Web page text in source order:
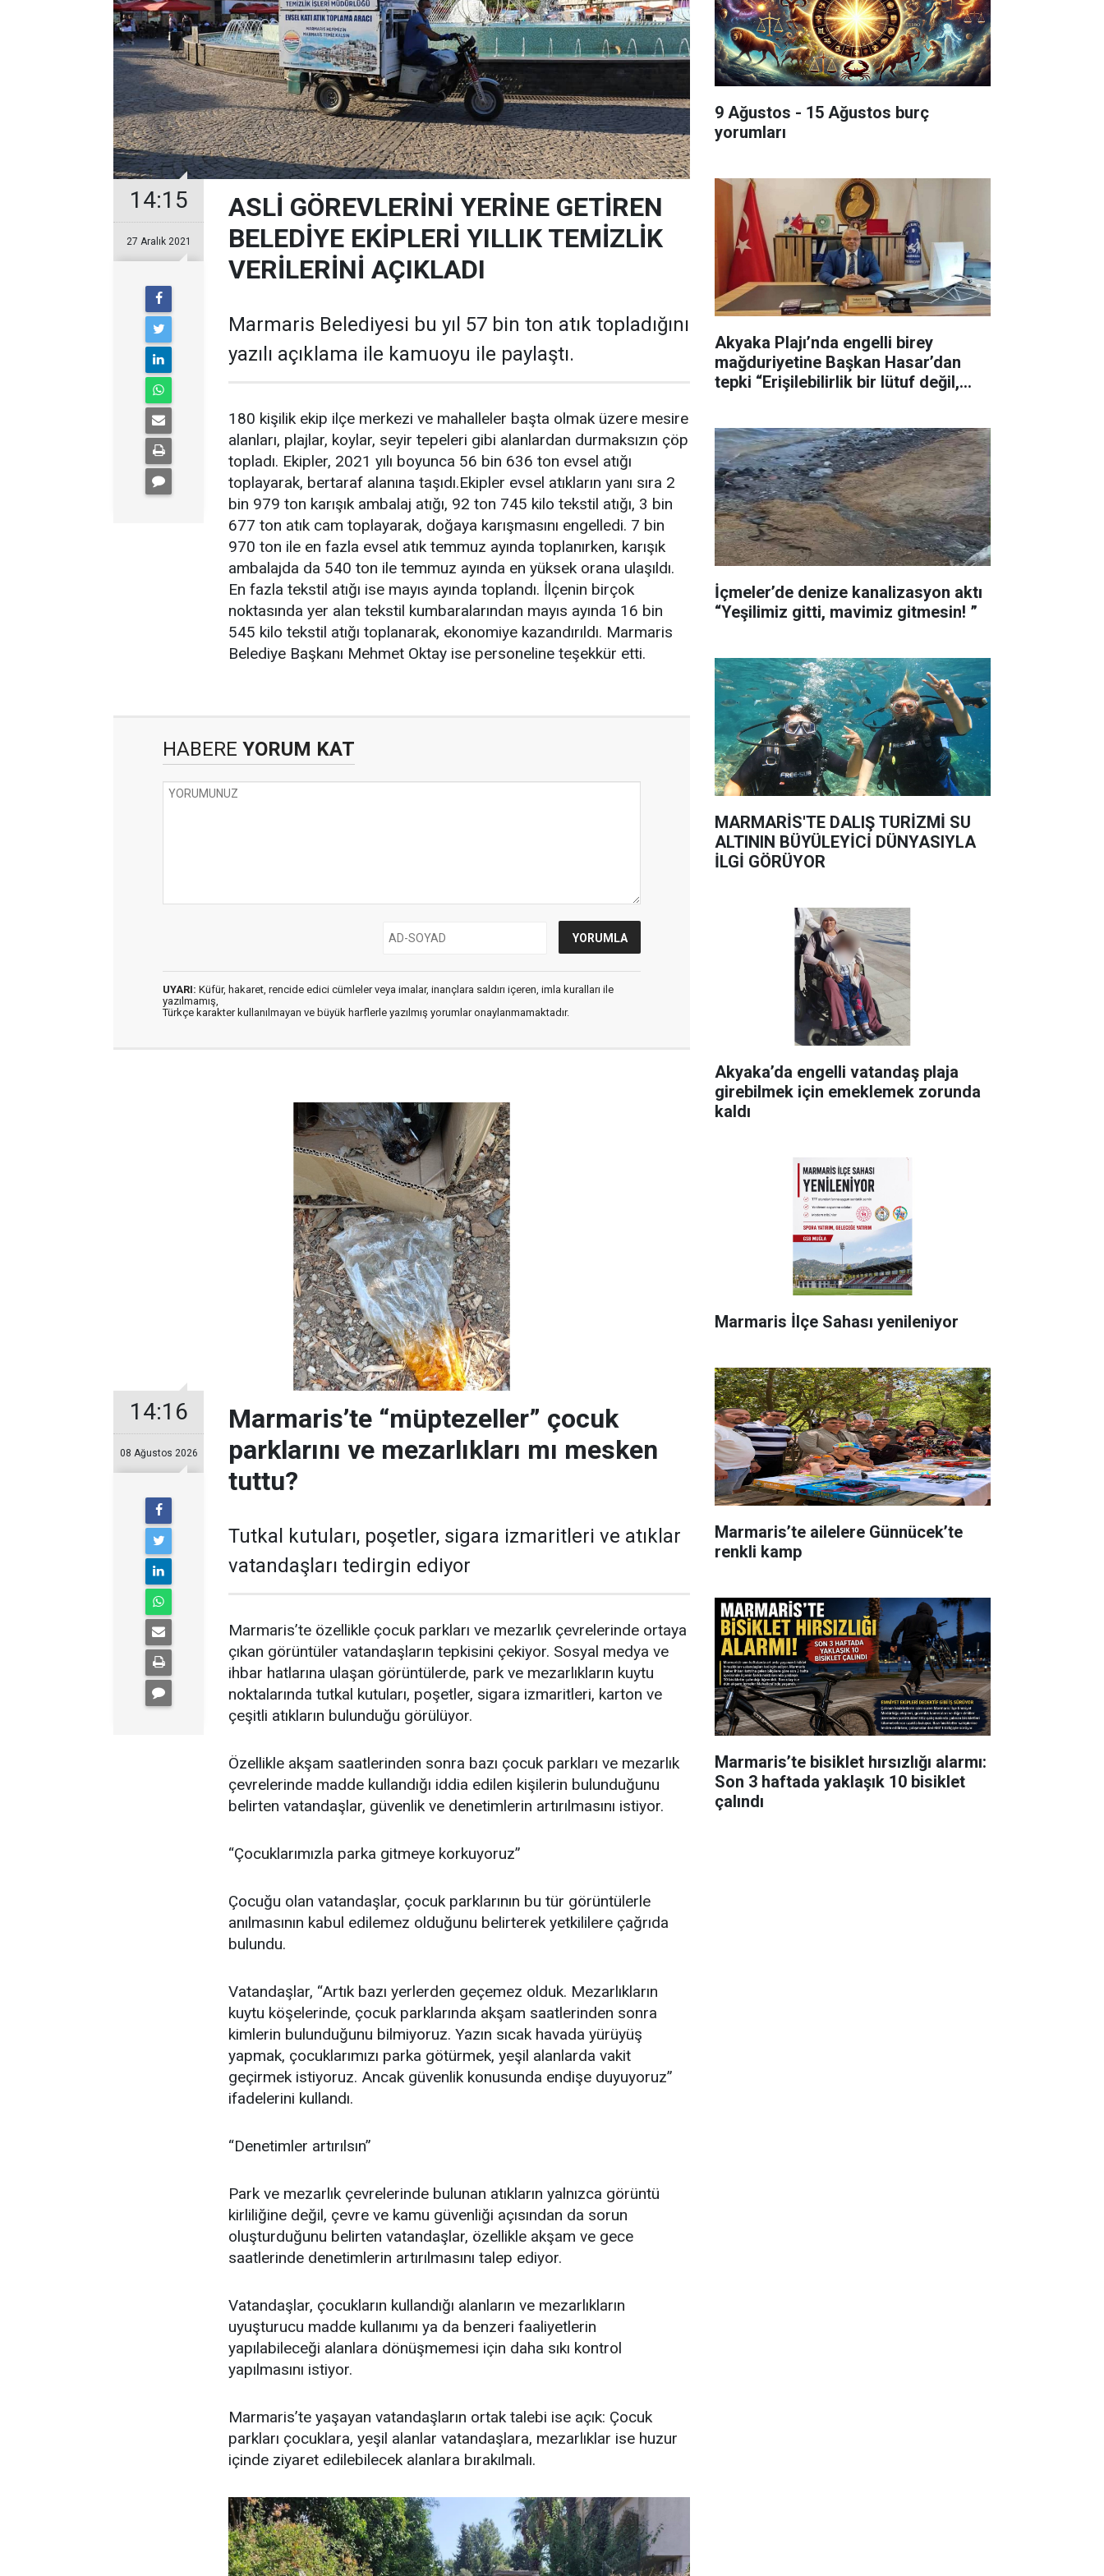
14:15
27 Aralık 2021
ASLİ GÖREVLERİNİ YERİNE GETİREN
BELEDİYE EKİPLERİ YILLIK TEMİZLİK
VERİLERİNİ AÇIKLADI
Marmaris Belediyesi bu yıl 57 bin ton atık topladığını
yazılı açıklama ile kamuoyu ile paylaştı.
180 kişilik ekip ilçe merkezi ve mahalleler başta olmak üzere mesire
alanları, plajlar, koylar, seyir tepeleri gibi alanlardan durmaksızın çöp
topladı. Ekipler, 2021 yılı boyunca 56 bin 636 ton evsel atığı
toplayarak, bertaraf alanına taşıdı.Ekipler evsel atıkların yanı sıra 2
bin 979 ton karışık ambalaj atığı, 92 ton 745 kilo tekstil atığı, 3 bin
677 ton atık cam toplayarak, doğaya karışmasını engelledi. 7 bin
970 ton ile en fazla evsel atık temmuz ayında toplanırken, karışık
ambalajda da 540 ton ile temmuz ayında en yüksek orana ulaşıldı.
En fazla tekstil atığı ise mayıs ayında toplandı. İlçenin birçok
noktasında yer alan tekstil kumbaralarından mayıs ayında 16 bin
545 kilo tekstil atığı toplanarak, ekonomiye kazandırıldı. Marmaris
Belediye Başkanı Mehmet Oktay ise personeline teşekkür etti.
HABERE YORUM KAT
UYARI: Küfür, hakaret, rencide edici cümleler veya imalar, inançlara saldırı içeren, imla kuralları ile
yazılmamış,
Türkçe karakter kullanılmayan ve büyük harflerle yazılmış yorumlar onaylanmamaktadır.
14:16
08 Ağustos 2026
Marmaris’te “müptezeller” çocuk
parklarını ve mezarlıkları mı mesken
tuttu?
Tutkal kutuları, poşetler, sigara izmaritleri ve atıklar
vatandaşları tedirgin ediyor
Marmaris’te özellikle çocuk parkları ve mezarlık çevrelerinde ortaya
çıkan görüntüler vatandaşların tepkisini çekiyor. Sosyal medya ve
ihbar hatlarına ulaşan görüntülerde, park ve mezarlıkların kuytu
noktalarında tutkal kutuları, poşetler, sigara izmaritleri, karton ve
çeşitli atıkların bulunduğu görülüyor.
Özellikle akşam saatlerinden sonra bazı çocuk parkları ve mezarlık
çevrelerinde madde kullandığı iddia edilen kişilerin bulunduğunu
belirten vatandaşlar, güvenlik ve denetimlerin artırılmasını istiyor.
“Çocuklarımızla parka gitmeye korkuyoruz”
Çocuğu olan vatandaşlar, çocuk parklarının bu tür görüntülerle
anılmasının kabul edilemez olduğunu belirterek yetkililere çağrıda
bulundu.
Vatandaşlar, “Artık bazı yerlerden geçemez olduk. Mezarlıkların
kuytu köşelerinde, çocuk parklarında akşam saatlerinden sonra
kimlerin bulunduğunu bilmiyoruz. Yazın sıcak havada yürüyüş
yapmak, çocuklarımızı parka götürmek, yeşil alanlarda vakit
geçirmek istiyoruz. Ancak güvenlik konusunda endişe duyuyoruz”
ifadelerini kullandı.
“Denetimler artırılsın”
Park ve mezarlık çevrelerinde bulunan atıkların yalnızca görüntü
kirliliğine değil, çevre ve kamu güvenliği açısından da sorun
oluşturduğunu belirten vatandaşlar, özellikle akşam ve gece
saatlerinde denetimlerin artırılmasını talep ediyor.
Vatandaşlar, çocukların kullandığı alanların ve mezarlıkların
uyuşturucu madde kullanımı ya da benzeri faaliyetlerin
yapılabileceği alanlara dönüşmemesi için daha sıkı kontrol
yapılmasını istiyor.
Marmaris’te yaşayan vatandaşların ortak talebi ise açık: Çocuk
parkları çocuklara, yeşil alanlar vatandaşlara, mezarlıklar ise huzur
içinde ziyaret edilebilecek alanlara bırakılmalı.
9 Ağustos - 15 Ağustos burç
yorumları
Akyaka Plajı’nda engelli birey
mağduriyetine Başkan Hasar’dan
tepki “Erişilebilirlik bir lütuf değil,
İçmeler’de denize kanalizasyon aktı
“Yeşilimiz gitti, mavimiz gitmesin! ”
MARMARİS'TE DALIŞ TURİZMİ SU
ALTININ BÜYÜLEYİCİ DÜNYASIYLA
İLGİ GÖRÜYOR
Akyaka’da engelli vatandaş plaja
girebilmek için emeklemek zorunda
kaldı
Marmaris İlçe Sahası yenileniyor
Marmaris’te ailelere Günnücek’te
renkli kamp
Marmaris’te bisiklet hırsızlığı alarmı:
Son 3 haftada yaklaşık 10 bisiklet
çalındı